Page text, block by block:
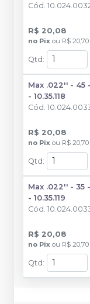
Cód.
R$ 20,08
no Pix ou R$ 20,70
Qtd :
Max .022'' - 45
- 10.35.118
Cód.
R$ 20,08
no Pix ou R$ 20,70
Qtd :
Max .022'' - 35
- 10.35.119
Cód.
R$ 20,08
no Pix ou R$ 20,70
Qtd :